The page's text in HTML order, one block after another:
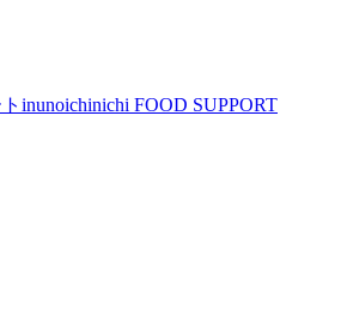
inunoichinichi FOOD SUPPORT